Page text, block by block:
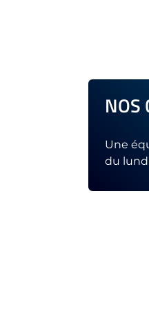
NOS
Une
du